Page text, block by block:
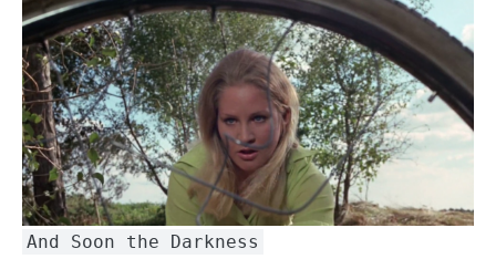
And Soon the Darkness